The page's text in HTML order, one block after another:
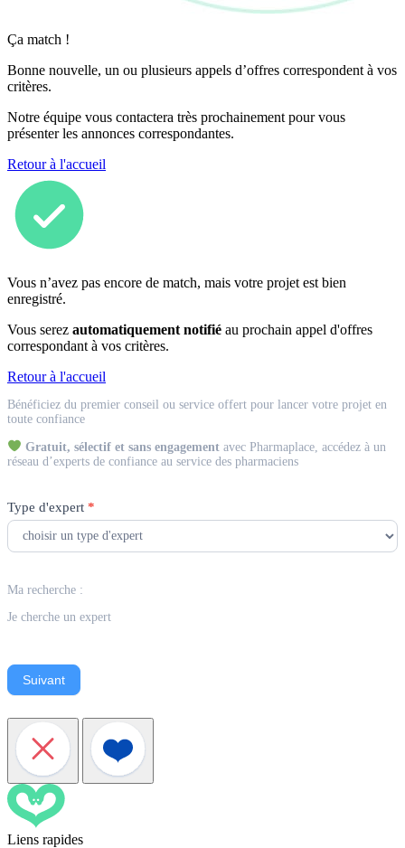
Ça match !
Bonne nouvelle, un ou plusieurs appels d’offres correspondent à vos
critères.
Notre équipe vous contactera très prochainement pour vous
présenter les annonces correspondantes.
Retour à l'accueil
Vous n’avez pas encore de match, mais votre projet est bien
enregistré.
Vous serez automatiquement notifié au prochain appel d'offres
correspondant à vos critères.
Retour à l'accueil
Expert
Bénéficiez du premier conseil ou service offert pour lancer votre projet en
toute confiance
Gratuit, sélectif et sans engagementavec Pharmaplace, accédez à un
réseau d’experts de confiance au service des pharmaciens
Type d'expert *
Ma recherche :
Je cherche un expert
Suivant
Liens rapides